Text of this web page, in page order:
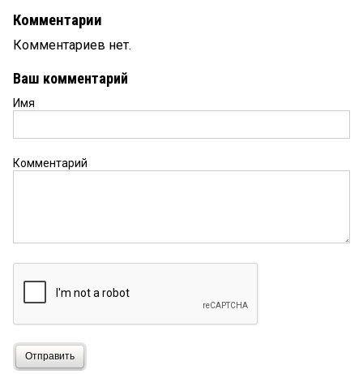
Комментарии
Комментариев нет.
Ваш комментарий
Имя
Комментарий
Отправить